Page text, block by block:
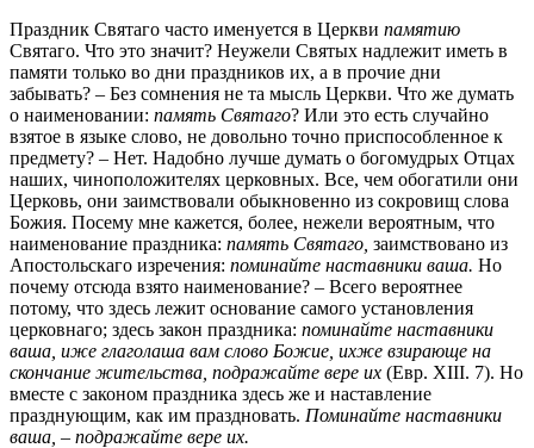
Праздник Святаго часто именуется в Церкви памятию
Святаго. Что это значит? Неужели Святых надлежит иметь в
памяти только во дни праздников их, а в прочие дни
забывать? – Без сомнения не та мысль Церкви. Что же думать
о наименовании: память Святаго? Или это есть случайно
взятое в языке слово, не довольно точно приспособленное к
предмету? – Нет. Надобно лучше думать о богомудрых Отцах
наших, чиноположителях церковных. Все, чем обогатили они
Церковь, они заимствовали обыкновенно из сокровищ слова
Божия. Посему мне кажется, более, нежели вероятным, что
наименование праздника: память Святаго, заимствовано из
Апостольскаго изречения: поминайте наставники ваша. Но
почему отсюда взято наименование? – Всего вероятнее
потому, что здесь лежит основание самого установления
церковнаго; здесь закон праздника: поминайте наставники
ваша, иже глаголаша вам слово Божие, ихже взирающе на
скончание жительства, подражайте вере их (Евр. XIII. 7). Но
вместе с законом праздника здесь же и наставление
празднующим, как им праздновать. Поминайте наставники
ваша, – подражайте вере их.